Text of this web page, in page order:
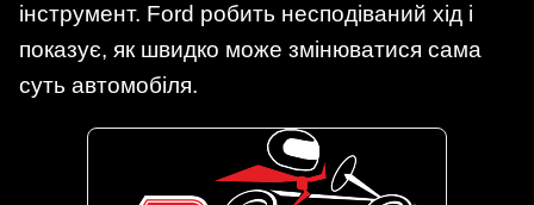
інструмент. Ford робить несподіваний хід і
показує, як швидко може змінюватися сама
суть автомобіля.